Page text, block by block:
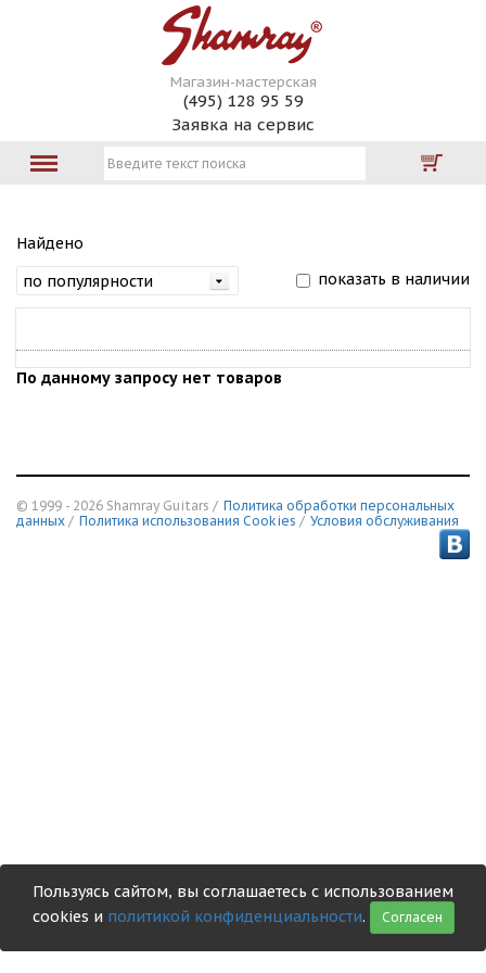
Магазин-мастерская
(495) 128 95 59
Заявка на сервис
Найдено
показать в наличии
По данному запросу нет товаров
© 1999 - 2026 Shamray Guitars / Политика обработки персональных
данных / Политика использования Сookies / Условия обслуживания
Пользуясь сайтом, вы соглашаетесь с использованием
cookies и политикой конфиденциальности. Согласен